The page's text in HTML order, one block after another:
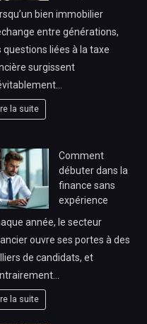
bien immobilier
entre générations,
questions liées à la taxe
surgissent
la suite
Comment
débuter dans la
finance sans
expérience
année, le secteur
ouvre ses portes à des
de candidats, et
la suite